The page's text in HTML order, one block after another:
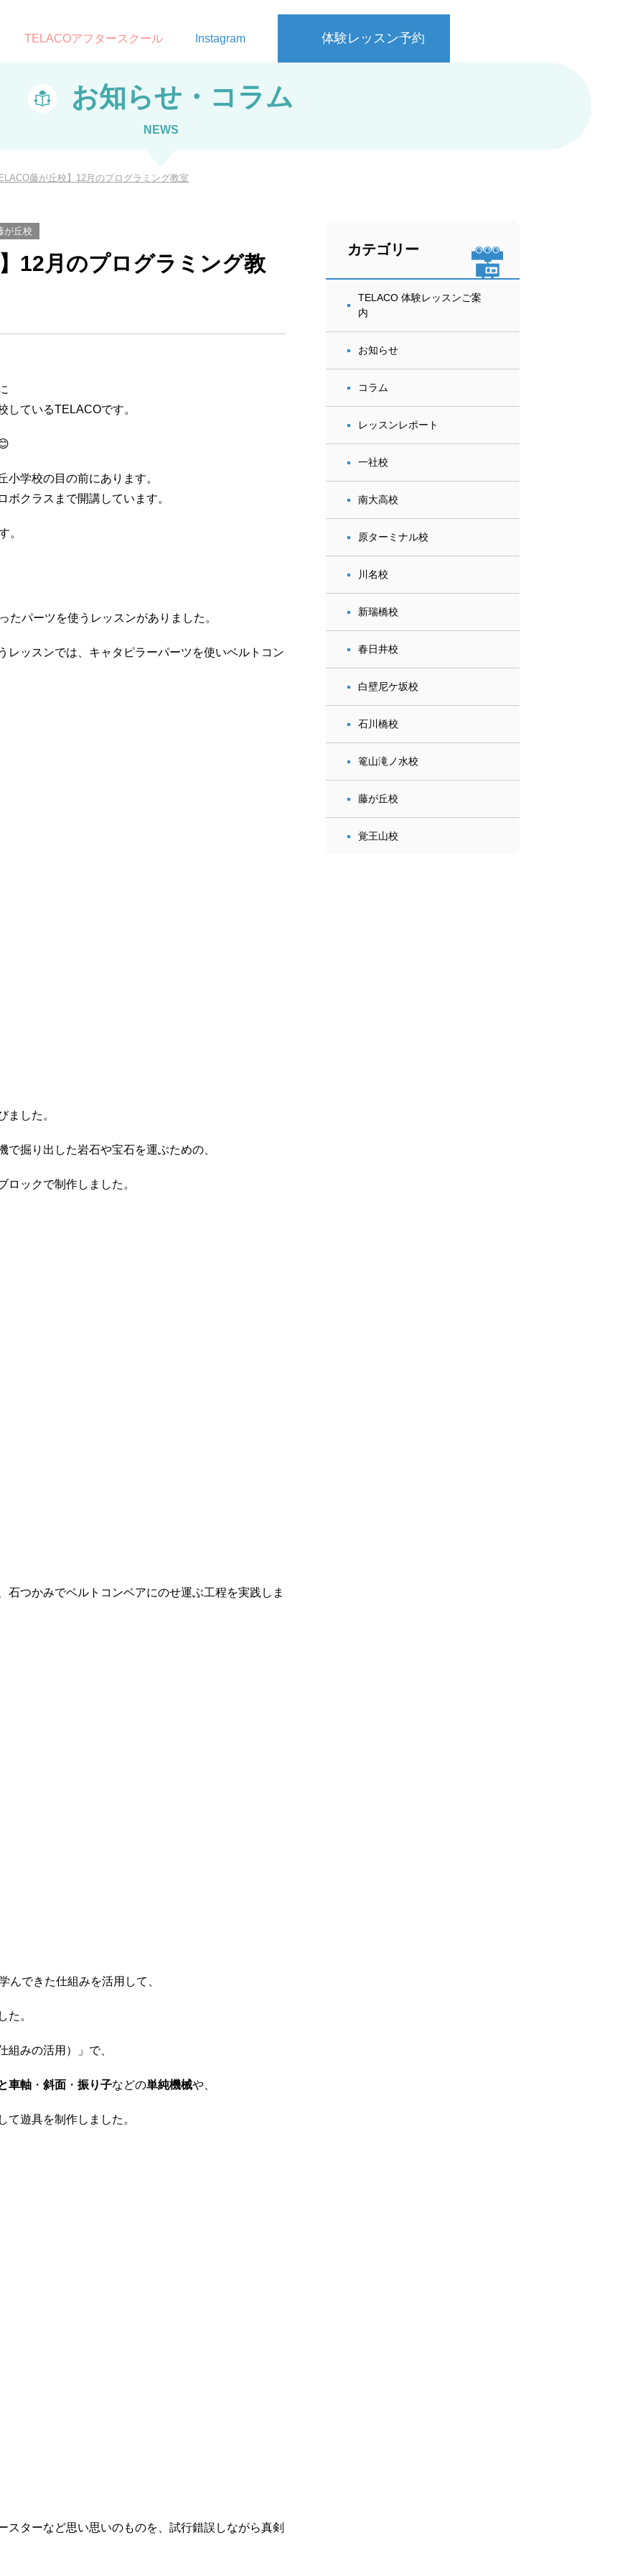
TELACOアフタースクール Instagram 体験レッスン予約
お知らせ・コラム
NEWS
藤が丘校】12月のプログラミング教室
が丘校
12月のプログラミング教
しているTELACOです。
学校の目の前にあります。
クラスまで開講しています。
。
たパーツを使うレッスンがありました。
レッスンでは、キャタピラーパーツを使いベルトコン
ました。
掘り出した岩石や宝石を運ぶための、
ロックで制作しました。
石つかみでベルトコンベアにのせ運ぶ工程を実践しま
んできた仕組みを活用して、
た。
組みの活用）」で、
車軸 ・ 斜面 ・ 振り子などの単純機械や、
て遊具を制作しました。
スターなど思い思いのものを、試行錯誤しながら真剣
カテゴリー
TELACO 体験レッスンご案
内
お知らせ
コラム
レッスンレポート
一社校
南大高校
原ターミナル校
川名校
新瑞橋校
春日井校
白壁尼ケ坂校
石川橋校
篭山滝ノ水校
藤が丘校
覚王山校